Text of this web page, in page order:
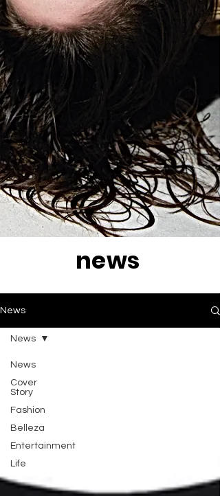
news
News
News
Cover
Story
Fashion
Belleza
Entertainment
Life
News